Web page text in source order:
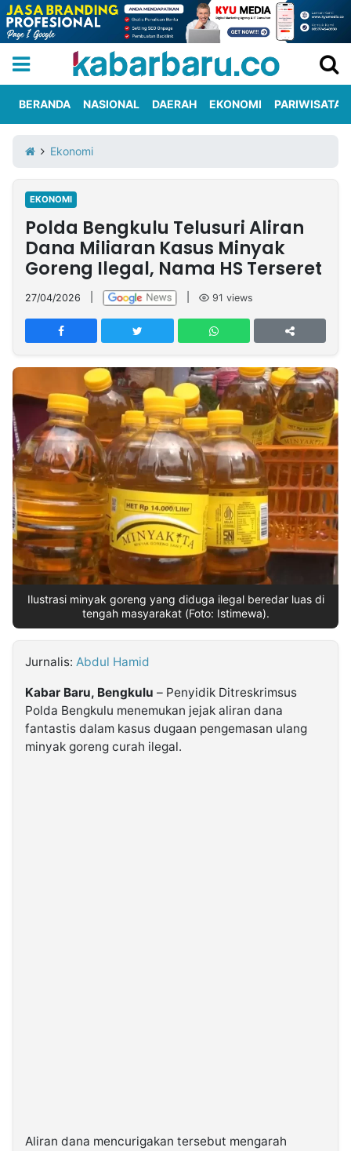
Iklan
Berita
Kami
Nasional
International
Olahraga
Entertainment
Daerah
Pariwisata
Kuliner
Kolom
Network
PT
TREETAN
INDONESIA
Partner
Insight
NTB
Suara
Time
Lens
IDN
Daily
Jogja
Jalan
Rakyat
Idealita
News
Kita
Notice
Dinamikapost.com
Radar
Baru
Seedbacklink
Follow
Kabarbaru
Kabarbaru.co
BERANDA NASIONAL DAERAH EKONOMI PARIWISATA
Ekonomi
EKONOMI
Polda Bengkulu Telusuri Aliran
Dana Miliaran Kasus Minyak
Goreng Ilegal, Nama HS Terseret
27/04/2026 91 views
Ilustrasi minyak goreng yang diduga ilegal beredar luas di
tengah masyarakat (Foto: Istimewa).
Jurnalis: Abdul Hamid
Kabar Baru, Bengkulu – Penyidik Ditreskrimsus
Polda Bengkulu menemukan jejak aliran dana
fantastis dalam kasus dugaan pengemasan ulang
minyak goreng curah ilegal.
Aliran dana mencurigakan tersebut mengarah